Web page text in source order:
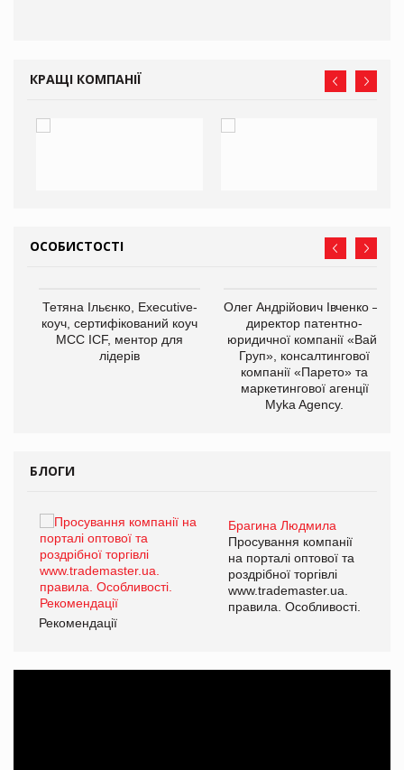
КРАЩІ КОМПАНІЇ
ОСОБИСТОСТІ
Тетяна Ільєнко, Executive-
коуч, сертифікований коуч
МСС ICF, ментор для
лідерів
Олег Андрійович Івченко —
директор патентно-
юридичної компанії «Вайз
Груп», консалтингової
компанії «Парето» та
маркетингової агенції
Myka Agency.
БЛОГИ
Брагина Людмила
Просування компанії
на порталі оптової та
роздрібної торгівлі
www.trademaster.ua.
правила. Особливості.
Рекомендації